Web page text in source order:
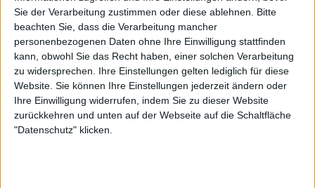
Sie der Verarbeitung zustimmen oder diese ablehnen.
Bitte
beachten Sie, dass die Verarbeitung mancher
personenbezogenen Daten ohne Ihre Einwilligung stattfinden
kann, obwohl Sie das Recht haben, einer solchen Verarbeitung
zu widersprechen. Ihre Einstellungen gelten lediglich für diese
Website. Sie können Ihre Einstellungen jederzeit ändern oder
Ihre Einwilligung widerrufen, indem Sie zu dieser Website
zurückkehren und unten auf der Webseite auf die Schaltfläche
"Datenschutz" klicken.
dem aktuellen Album sehr gut nachvollziehen. Macht Spaß
die Platte zu hören. Well done, boys.
Zur Startseite
15.01.2019